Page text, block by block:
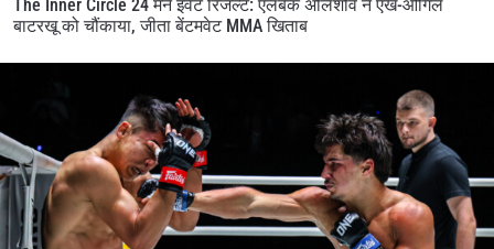
The Inner Circle 24 मेन इवेंट रिजल्ट: एलबैक अलिशोव ने एंख-ओर्गिल
बाटरखू को चौंकाया, जीता बेंटमवेट MMA खिताब